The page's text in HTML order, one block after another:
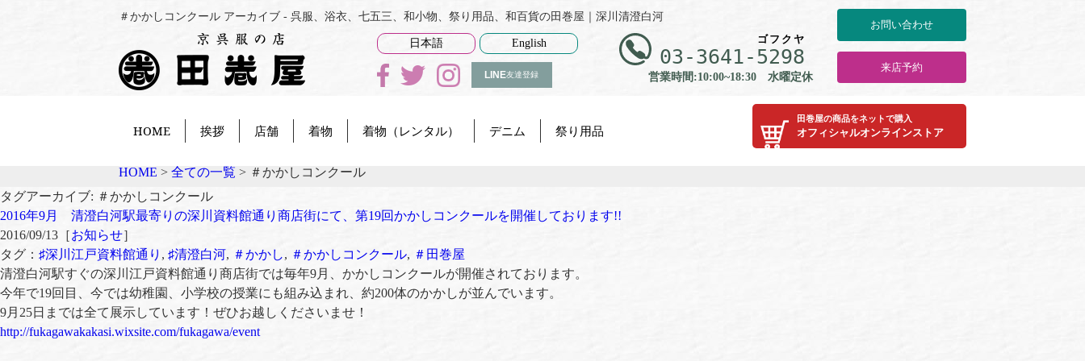
＃かかしコンクール アーカイブ - 呉服、浴衣、七五三、和小物、祭り用品、和百貨の田巻屋｜深川清澄白河
日本語 English
LINE友達登録
03-3641-5
ゴ
2
フ
9
ク
8
ヤ
営業時間:10:00~18:30 水曜定休
来店予約
お問い合わせ
HOME 挨拶 店舗 着物 着物（レンタル） デニム 祭り用品
田巻屋の商品をネットで購入
オフィシャルオンラインストア
HOME > 全ての一覧 > ＃かかしコンクール
タグアーカイブ: ＃かかしコンクール
2016年9月 清澄白河駅最寄りの深川資料館通り商店街にて、第19回かかしコンクールを開催しております!!
2016/09/13［お知らせ］
タグ： ♯深川江戸資料館通り , ♯清澄白河, ＃かかし, ＃かかしコンクール, ＃田巻屋
清澄白河駅すぐの深川江戸資料館通り商店街では毎年9月、かかしコンクールが開催されております。
今年で19回目、今では幼稚園、小学校の授業にも組み込まれ、約200体のかかしが並んでいます。
9月25日までは全て展示しています！ぜひお越しくださいませ！
http://fukagawakakasi.wixsite.com/fukagawa/event